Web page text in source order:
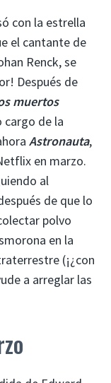
con la estrella
el cantante de
Renck, se
Después de
muertos
cargo de la
Astronauta,
en marzo.
al
de que lo
polvo
en la
(¡¿con
a arreglar las